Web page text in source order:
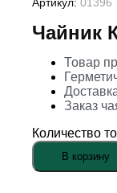
Чайник
Товар
Заказ
Количество
В корзину